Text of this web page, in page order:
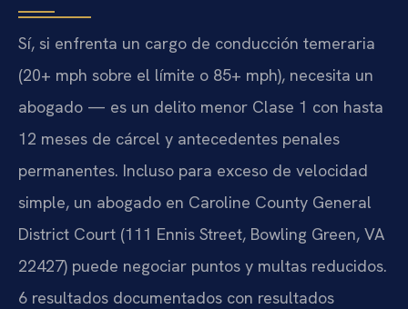
Sí, si enfrenta un cargo de conducción temeraria
(20+ mph sobre el límite o 85+ mph), necesita un
abogado — es un delito menor Clase 1 con hasta
12 meses de cárcel y antecedentes penales
permanentes. Incluso para exceso de velocidad
simple, un abogado en Caroline County General
District Court (111 Ennis Street, Bowling Green, VA
22427) puede negociar puntos y multas reducidos.
6 resultados documentados con resultados